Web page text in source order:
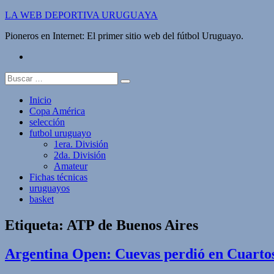
Saltar
contenido
LA WEB DEPORTIVA URUGUAYA
Pioneros en Internet: El primer sitio web del fútbol Uruguayo.
Buscar:
Inicio
Copa América
selección
futbol uruguayo
1era. División
2da. División
Amateur
Fichas técnicas
uruguayos
basket
Etiqueta: ATP de Buenos Aires
Argentina Open: Cuevas perdió en